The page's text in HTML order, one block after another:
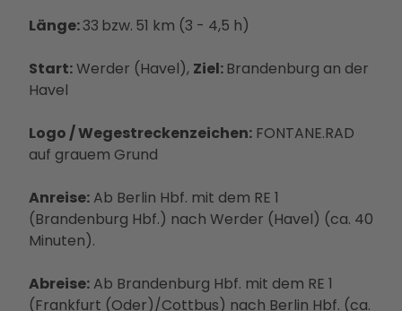
Länge:33 bzw. 51 km (3 - 4,5 h)
Start:Werder (Havel), Ziel:Brandenburg an der
Havel
Logo / Wegestreckenzeichen: FONTANE.RAD
auf grauem Grund
Anreise: Ab Berlin Hbf. mit dem RE 1
(Brandenburg Hbf.) nach Werder (Havel) (ca. 40
Minuten).
Abreise: Ab Brandenburg Hbf. mit dem RE 1
(Frankfurt (Oder)/Cottbus) nach Berlin Hbf. (ca.